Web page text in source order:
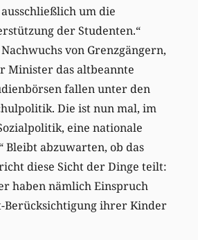
um die
der Studenten.“
von Grenzgängern,
Minister das altbeannte
fallen unter den
Die ist nun mal, im
eine nationale
Bleibt abzuwarten, ob das
diese Sicht der Dinge teilt:
haben nämlich Einspruch
Berücksichtigung ihrer Kinder